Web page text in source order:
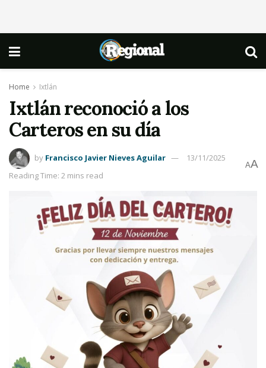
Home Ixtlán
Ixtlán reconoció a los
Carteros en su día
by Francisco Javier Nieves Aguilar
13/11/2025
Reading Time: 2 mins read
AA